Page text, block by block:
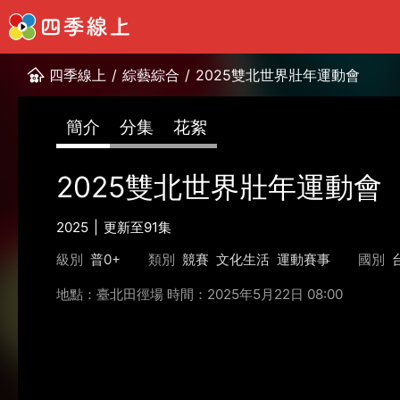
四季線上 / 綜藝綜合 / 2025雙北世界壯年運動會
簡介 分集 花絮
2025雙北世界壯年運動會
2025
更新至91集
級別 普0+ 類別 競賽 文化生活 運動賽事 國別
地點：臺北田徑場 時間：2025年5月22日 08:00